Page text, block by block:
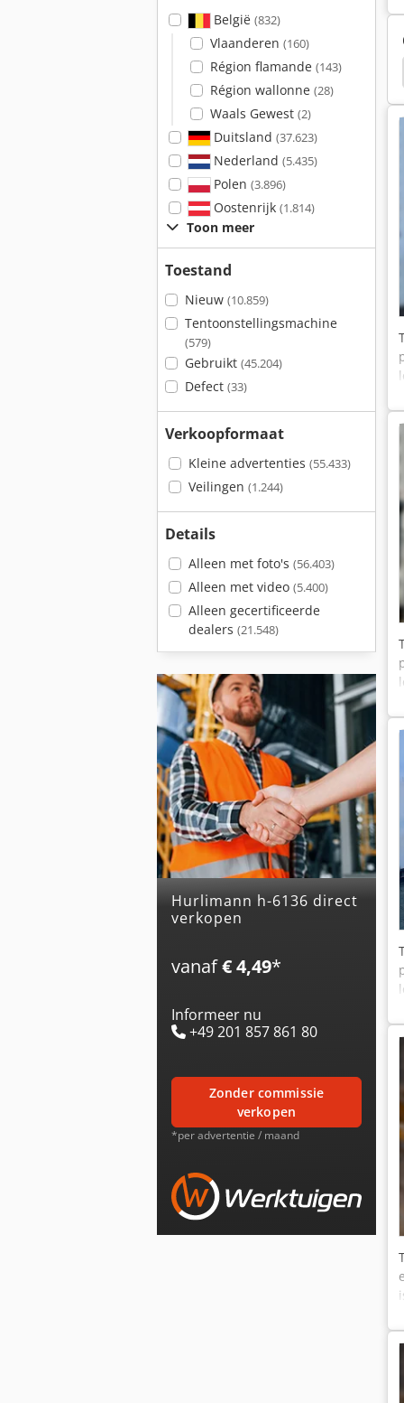
België (832)
Vlaanderen (160)
Région flamande (143)
Région wallonne (28)
Waals Gewest (2)
Duitsland (37.623)
Nederland (5.435)
Polen (3.896)
Oostenrijk (1.814)
Toon meer
Toestand
Nieuw (10.859)
Tentoonstellingsmachine
(579)
Gebruikt (45.204)
Defect (33)
Verkoopformaat
Kleine advertenties (55.433)
Veilingen (1.244)
Details
Alleen met foto's (56.403)
Alleen met video (5.400)
Alleen gecertificeerde
dealers (21.548)
hurlimann h-6136 direct
verkopen
vanaf€ 4,49*
Informeer nu
+49 201 857 861 80
zonder commissie
verkopen
*per advertentie / maand
Hurlimann H-468 Prestige Hurlimann H-5116